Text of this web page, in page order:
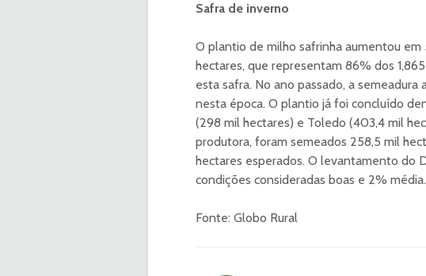
Safra de inverno
O plantio de milho safrinha aumentou
hectares, que representam 86% dos
esta safra. No ano passado, a
nesta época. O plantio já foi concluído
(298 mil hectares) e Toledo (403,4 mil
produtora, foram semeados 258,5 mil
hectares esperados. O levantamento do
condições consideradas boas e 2% média.
Fonte: Globo Rural